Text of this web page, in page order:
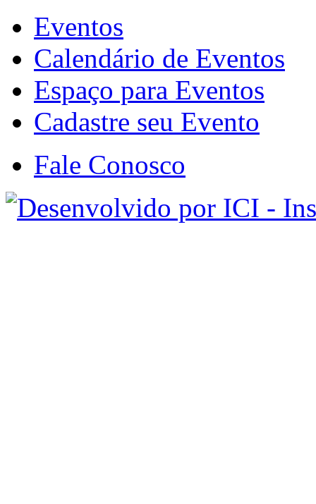
Eventos
Calendário de Eventos
Espaço para Eventos
Cadastre seu Evento
Fale Conosco